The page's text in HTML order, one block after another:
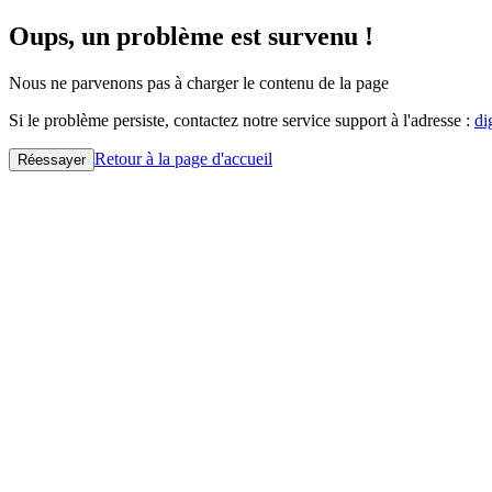
Oups, un problème est survenu !
Nous ne parvenons pas à charger le contenu de la page
Si le problème persiste, contactez notre service support à l'adresse :
Réessayer Retour à la page d'accueil